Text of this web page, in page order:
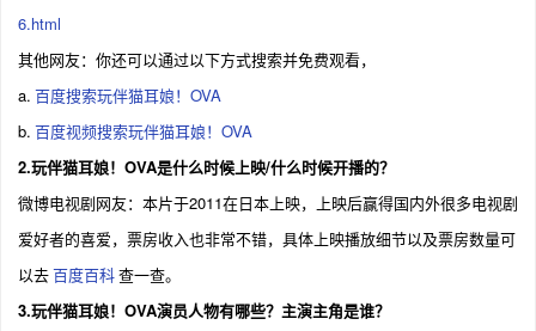
6.html
其他网友：你还可以通过以下方式搜索并免费观看，
a. 百度搜索玩伴猫耳娘！OVA
b. 百度视频搜索玩伴猫耳娘！OVA
2.玩伴猫耳娘！OVA是什么时候上映/什么时候开播的？
微博电视剧网友：本片于2011在日本上映，上映后赢得国内外很多电视剧
爱好者的喜爱，票房收入也非常不错，具体上映播放细节以及票房数量可
以去百度百科查一查。
3.玩伴猫耳娘！OVA演员人物有哪些？主演主角是谁？